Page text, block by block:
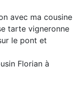
avec ma cousine
tarte vigneronne
le pont et
Florian à